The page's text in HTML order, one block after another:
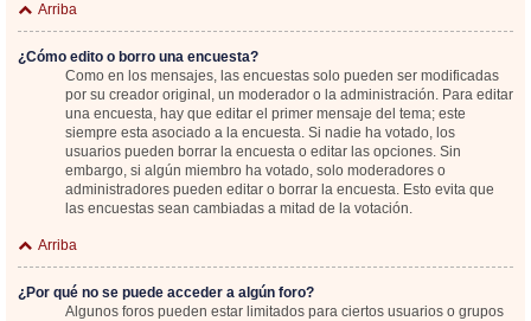
Arriba
¿Cómo edito o borro una encuesta?
Como en los mensajes, las encuestas solo pueden ser modificadas
por su creador original, un moderador o la administración. Para editar
una encuesta, hay que editar el primer mensaje del tema; este
siempre esta asociado a la encuesta. Si nadie ha votado, los
usuarios pueden borrar la encuesta o editar las opciones. Sin
embargo, si algún miembro ha votado, solo moderadores o
administradores pueden editar o borrar la encuesta. Esto evita que
las encuestas sean cambiadas a mitad de la votación.
Arriba
¿Por qué no se puede acceder a algún foro?
Algunos foros pueden estar limitados para ciertos usuarios o grupos